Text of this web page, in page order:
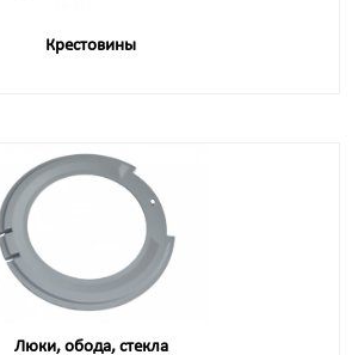
Крестовины
Люки, обода, стекла